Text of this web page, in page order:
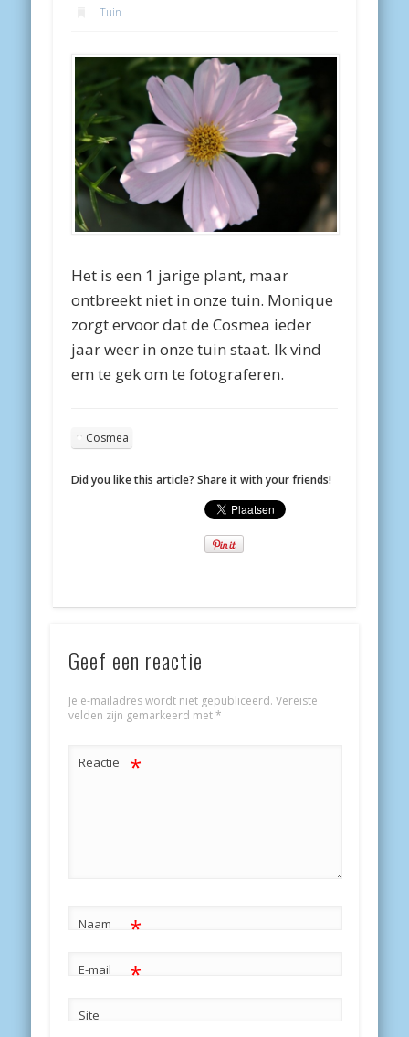
Tuin
Het is een 1 jarige plant, maar
ontbreekt niet in onze tuin. Monique
zorgt ervoor dat de Cosmea ieder
jaar weer in onze tuin staat. Ik vind
em te gek om te fotograferen.
Cosmea
Did you like this article? Share it with your friends!
Geef een reactie
Je e-mailadres wordt niet gepubliceerd. Vereiste
velden zijn gemarkeerd met*
Reactie *
Naam *
E-mail *
Site